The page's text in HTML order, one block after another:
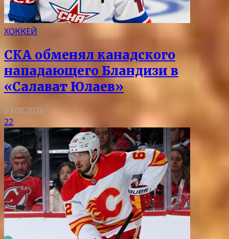
ХОККЕЙ
СКА обменял канадского
нападающего Бландизи в
«Салават Юлаев»
07.08.2026
22